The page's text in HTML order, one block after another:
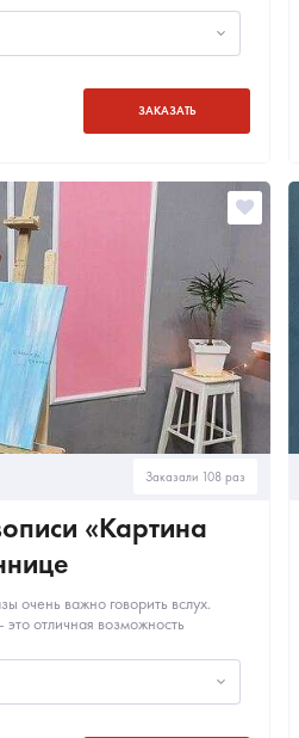
ЗАКАЗАТЬ
Заказали 108 раз
«Картина
очень важно говорить вслух.
отличная возможность